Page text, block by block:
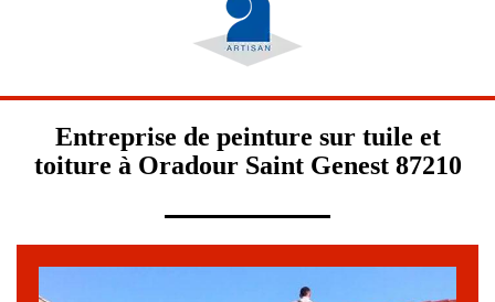
Entreprise de peinture sur tuile et
toiture à Oradour Saint Genest 87210